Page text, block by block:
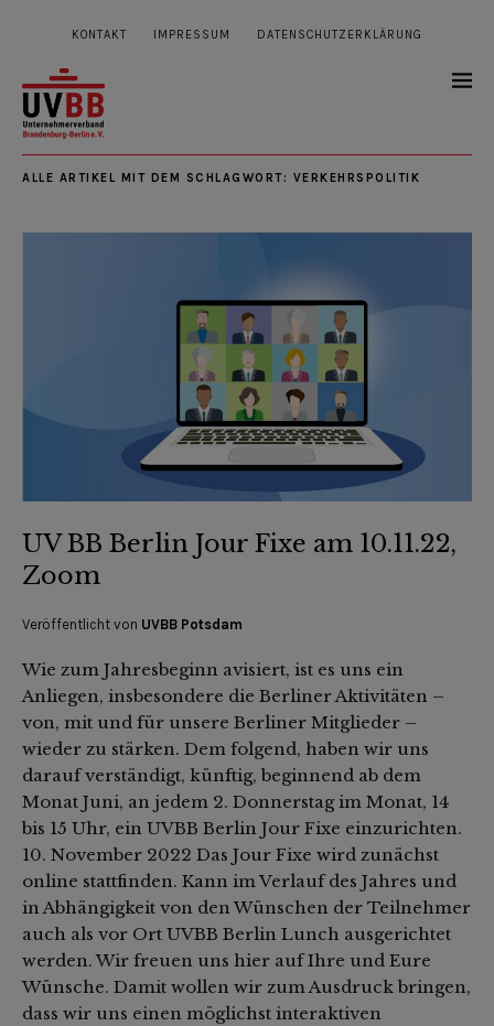
KONTAKT IMPRESSUM DATENSCHUTZERKLÄRUNG
ALLE ARTIKEL MIT DEM SCHLAGWORT: VERKEHRSPOLITIK
UV BB Berlin Jour Fixe am 10.11.22,
Zoom
Veröffentlicht von UVBB Potsdam
Wie zum Jahresbeginn avisiert, ist es uns ein
Anliegen, insbesondere die Berliner Aktivitäten –
von, mit und für unsere Berliner Mitglieder –
wieder zu stärken. Dem folgend, haben wir uns
darauf verständigt, künftig, beginnend ab dem
Monat Juni, an jedem 2. Donnerstag im Monat, 14
bis 15 Uhr, ein UVBB Berlin Jour Fixe einzurichten.
10. November 2022 Das Jour Fixe wird zunächst
online stattfinden. Kann im Verlauf des Jahres und
in Abhängigkeit von den Wünschen der Teilnehmer
auch als vor Ort UVBB Berlin Lunch ausgerichtet
werden. Wir freuen uns hier auf Ihre und Eure
Wünsche. Damit wollen wir zum Ausdruck bringen,
dass wir uns einen möglichst interaktiven